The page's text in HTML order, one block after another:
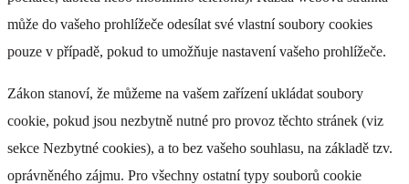
může do vašeho prohlížeče odesílat své vlastní soubory cookies
pouze v případě, pokud to umožňuje nastavení vašeho prohlížeče.
Zákon stanoví, že můžeme na vašem zařízení ukládat soubory
cookie, pokud jsou nezbytně nutné pro provoz těchto stránek (viz
sekce Nezbytné cookies), a to bez vašeho souhlasu, na základě tzv.
oprávněného zájmu. Pro všechny ostatní typy souborů cookie